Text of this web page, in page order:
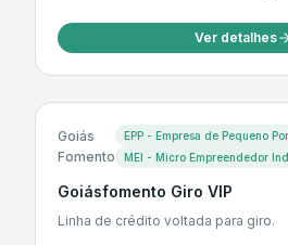
Ver detalhes
Goiás
Fomento
EPP - Empresa de Pequeno
MEI - Micro Empreendedor
Goiásfomento Giro VIP
Linha de crédito voltada para giro.